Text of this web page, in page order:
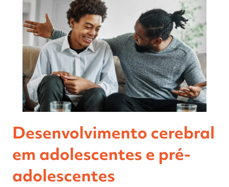
Desenvolvimento cerebral
em adolescentes e pré-
adolescentes